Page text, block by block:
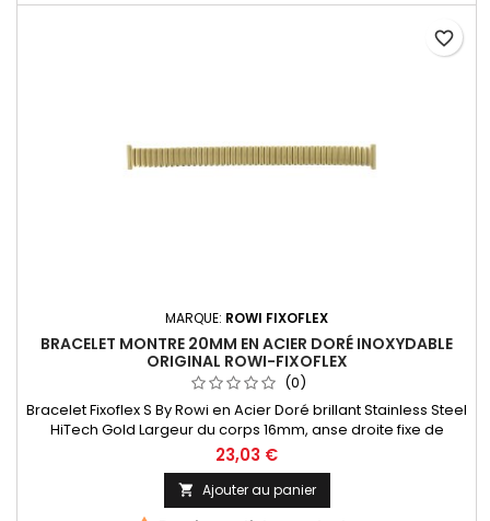
MARQUE: ROWI FIXOFLEX
BRACELET MONTRE 20MM EN ACIER DORÉ INOXYDABLE
ORIGINAL ROWI-FIXOFLEX
(0)
Bracelet Fixoflex S By Rowi en Acier Doré brillant Stainless Steel
HiTech Gold Largeur du corps 16mm, anse droite fixe de
20mm sciable pour mise à la largeur de l'entre corne de la
montre. Made in Germany depuis 1885
23,03 €
 Ajouter au panier
favorite_border